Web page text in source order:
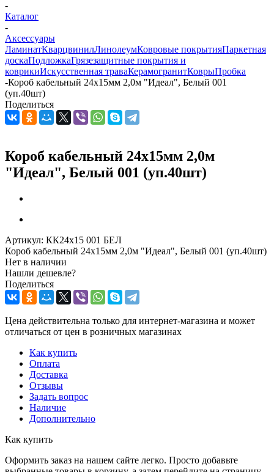
-
Каталог
-
Аксессуары
ЛаминатКварцвинилЛинолеумКовровые покрытияПаркетная
доскаПодложкаГрязезащитные покрытия и
коврикиИскусственная траваКерамогранитКоврыПробка
-Короб кабельный 24х15мм 2,0м "Идеал", Белый 001
(уп.40шт)
Поделиться
Короб кабельный 24х15мм 2,0м
"Идеал", Белый 001 (уп.40шт)
Артикул: КК24х15 001 БЕЛ
Короб кабельный 24х15мм 2,0м "Идеал", Белый 001 (уп.40шт)
Нет в наличии
Нашли дешевле?
Поделиться
Цена действительна только для интернет-магазина и может
отличаться от цен в розничных магазинах
Как купить
Оплата
Доставка
Отзывы
Задать вопрос
Наличие
Дополнительно
Как купить
Оформить заказ на нашем сайте легко. Просто добавьте